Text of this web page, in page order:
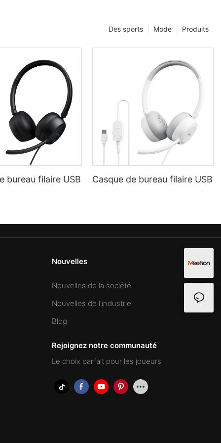
Produits
Mode
Des sports
bureau filaire USB Casque de bureau filaire USB
Nouvelles
Nouvelles de la société
Nouvelles de l'industrie
Blog
Rejoignez notre communauté
Le choix parfait pour les joueurs